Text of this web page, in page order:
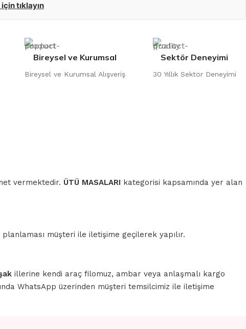
tıklayın
Bireysel ve Kurumsal
Bireysel ve Kurumsal Alışveriş
Sektör Deneyimi
30 Yıllık Sektör Deneyimi
vermektedir. ÜTÜ MASALARI kategorisi kapsamında yer alan
müşteri ile iletişime geçilerek yapılır.
illerine kendi araç filomuz, ambar veya anlaşmalı kargo
WhatsApp üzerinden müşteri temsilcimiz ile iletişime